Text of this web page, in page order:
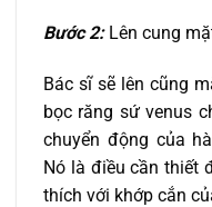
Bước 2: Lên cung
Bác sĩ sẽ lên cũng
bọc răng sứ venus
chuyển động của
Nó là điều cần thiết
thích với khớp cắn